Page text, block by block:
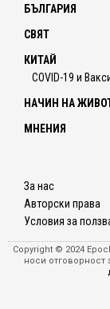
БЪЛГАРИЯ
СВЯТ
КИТАЙ
COVID-19 и
НАЧИН НА
МНЕНИЯ
За нас
Авторски права
Условия за
Copyright © 2024
носи